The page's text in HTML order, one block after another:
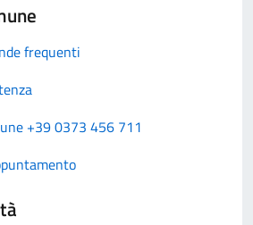
frequenti
+39 0373 456 711